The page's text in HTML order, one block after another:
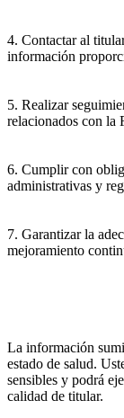
4. Contactar al
información
5. Realizar
relacionados con la
6. Cumplir con
administrativas y
7. Garantizar la
mejoramiento
La información
estado de salud.
sensibles y podrá
calidad de titular.